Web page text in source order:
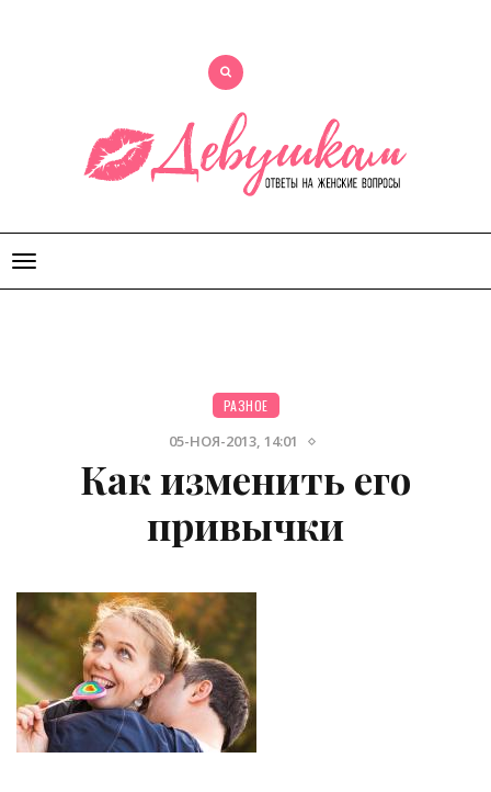
Открыть
меню
РАЗНОЕ
05-НОЯ-2013, 14:01
Как изменить его
привычки